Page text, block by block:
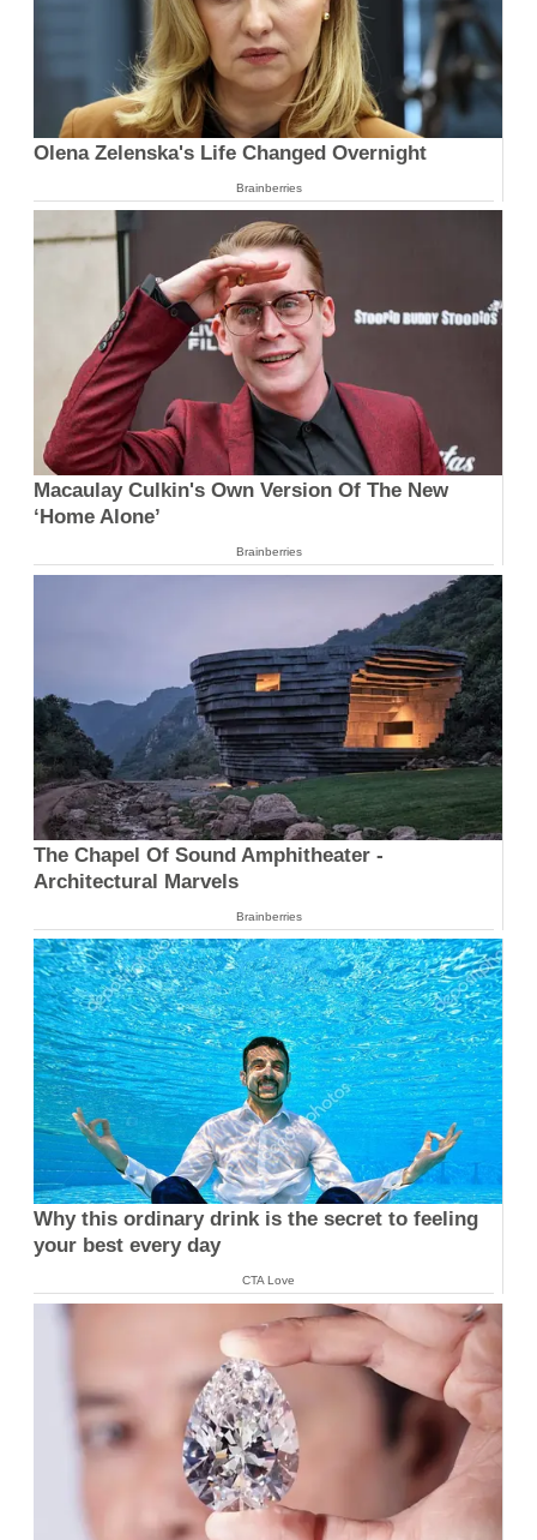
Olena Zelenska's Life Changed Overnight
Brainberries
Macaulay Culkin's Own Version Of The New
‘Home Alone’
Brainberries
The Chapel Of Sound Amphitheater -
Architectural Marvels
Brainberries
Why this ordinary drink is the secret to feeling
your best every day
CTA Love